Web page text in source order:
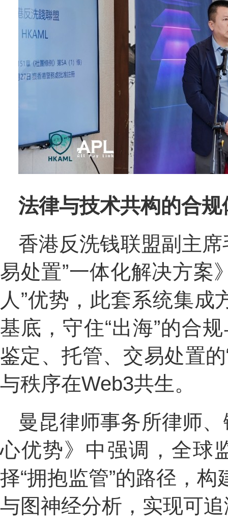
法律与技术共构的合规
香港反洗钱联盟副主
易处置”一体化解决方案
人”优势，此套系统集
基底，守住“出海”的合
鉴定、托管、交易处置
与秩序在Web3共生。
曼昆律师事务所律师
心优势》中强调，全球
择“拥抱监管”的路径，
与图神经分析，实现可